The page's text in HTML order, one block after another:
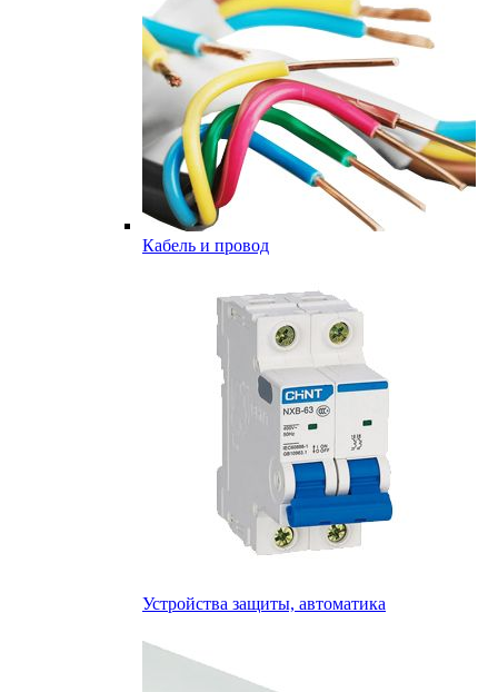
Кабель и провод
Устройства защиты, автоматика